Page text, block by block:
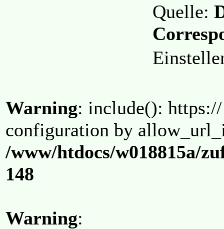
Quelle:
Warning: include():
configuration by
/www/htdocs/w018815a/
148
Warning: